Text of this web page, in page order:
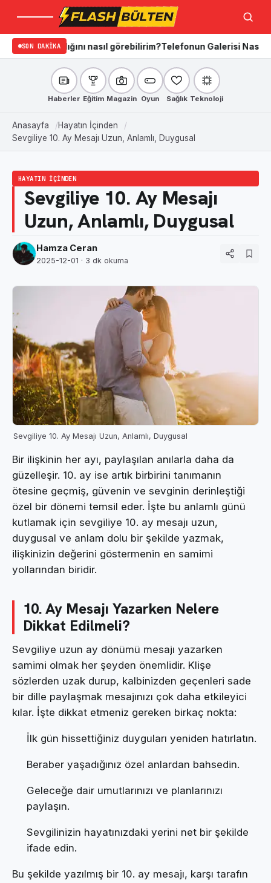
Menü Ara
SON DAKIKAnasıl görebilirim?Telefonun Galerisi Nasıl Temizlenir?
Haberler Eğitim Magazin Oyun Sağlık Teknoloji
Anasayfa
Hayatın İçinden
Sevgiliye 10. Ay Mesajı Uzun, Anlamlı, Duygusal
HAYATIN İÇINDEN
Sevgiliye 10. Ay Mesajı
Uzun, Anlamlı, Duygusal
Hamza Ceran
2025-12-01 · 3 dk okuma
Sevgiliye 10. Ay Mesajı Uzun, Anlamlı, Duygusal
Bir ilişkinin her ayı, paylaşılan anılarla daha da
güzelleşir. 10. ay ise artık birbirini tanımanın
ötesine geçmiş, güvenin ve sevginin derinleştiği
özel bir dönemi temsil eder. İşte bu anlamlı günü
kutlamak için sevgiliye 10. ay mesajı uzun,
duygusal ve anlam dolu bir şekilde yazmak,
ilişkinizin değerini göstermenin en samimi
yollarından biridir.
10. Ay Mesajı Yazarken Nelere
Dikkat Edilmeli?
Sevgiliye uzun ay dönümü mesajı yazarken
samimi olmak her şeyden önemlidir. Klişe
sözlerden uzak durup, kalbinizden geçenleri sade
bir dille paylaşmak mesajınızı çok daha etkileyici
kılar. İşte dikkat etmeniz gereken birkaç nokta:
İlk gün hissettiğiniz duyguları yeniden hatırlatın.
Beraber yaşadığınız özel anlardan bahsedin.
Geleceğe dair umutlarınızı ve planlarınızı
paylaşın.
Sevgilinizin hayatınızdaki yerini net bir şekilde
ifade edin.
Bu şekilde yazılmış bir 10. ay mesajı, karşı tarafın